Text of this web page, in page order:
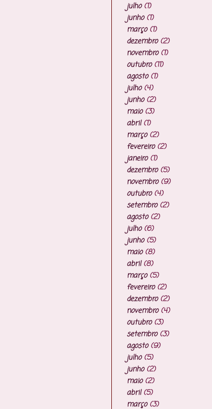
julho(1)
junho(1)
março(1)
dezembro(2)
novembro(1)
outubro(11)
agosto(1)
julho(4)
junho(2)
maio(3)
abril(1)
março(2)
fevereiro(2)
janeiro(1)
dezembro(5)
novembro(9)
outubro(4)
setembro(2)
agosto(2)
julho(6)
junho(5)
maio(8)
abril(8)
março(5)
fevereiro(2)
dezembro(2)
novembro(4)
outubro(3)
setembro(3)
agosto(9)
julho(5)
junho(2)
maio(2)
abril(5)
março(3)